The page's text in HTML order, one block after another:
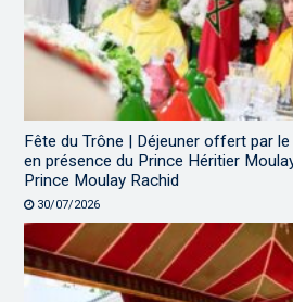
Fête du Trône | Déjeuner offert par
en présence du Prince Héritier
Prince Moulay Rachid
30/07/2026